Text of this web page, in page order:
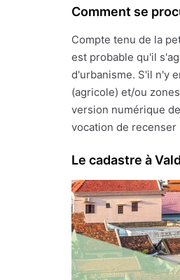
Comment se
Compte tenu de la
est probable qu'il
d'urbanisme. S'il n'y
(agricole) et/ou
version numérique
vocation de
Le cadastre à